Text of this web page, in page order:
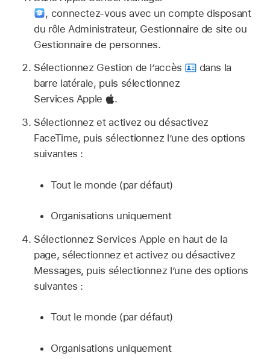
, connectez‑vous avec un compte disposant
du rôle Administrateur, Gestionnaire de site ou
Gestionnaire de personnes.
Sélectionnez Gestion de l’accès
dans la
barre latérale, puis sélectionnez
Services Apple
.
Sélectionnez et activez ou désactivez
FaceTime, puis sélectionnez l’une des options
suivantes :
Tout le monde (par défaut)
Organisations uniquement
Sélectionnez Services Apple en haut de la
page, sélectionnez et activez ou désactivez
Messages, puis sélectionnez l’une des options
suivantes :
Tout le monde (par défaut)
Organisations uniquement